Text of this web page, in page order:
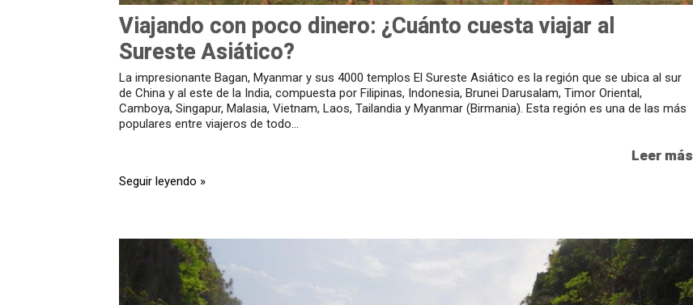
Viajando con poco dinero: ¿Cuánto cuesta viajar al
Sureste Asiático?
La impresionante Bagan, Myanmar y sus 4000 templos El Sureste Asiático es la región que se ubica al sur
de China y al este de la India, compuesta por Filipinas, Indonesia, Brunei Darusalam, Timor Oriental,
Camboya, Singapur, Malasia, Vietnam, Laos, Tailandia y Myanmar (Birmania). Esta región es una de las más
populares entre viajeros de todo...
Leer más
Seguir leyendo »